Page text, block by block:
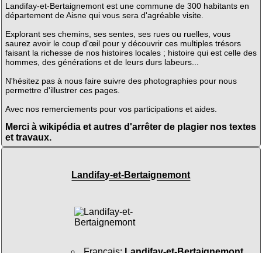
Landifay-et-Bertaignemont est une commune de 300 habitants en
département de Aisne qui vous sera d'agréable visite.
Explorant ses chemins, ses sentes, ses rues ou ruelles, vous
saurez avoir le coup d'œil pour y découvrir ces multiples trésors
faisant la richesse de nos histoires locales ; histoire qui est celle des
hommes, des générations et de leurs durs labeurs...
N'hésitez pas à nous faire suivre des photographies pour nous
permettre d'illustrer ces pages.
Avec nos remerciements pour vos participations et aides.
Merci à wikipédia et autres d'arrêter de plagier nos textes
et travaux.
Landifay-et-Bertaignemont